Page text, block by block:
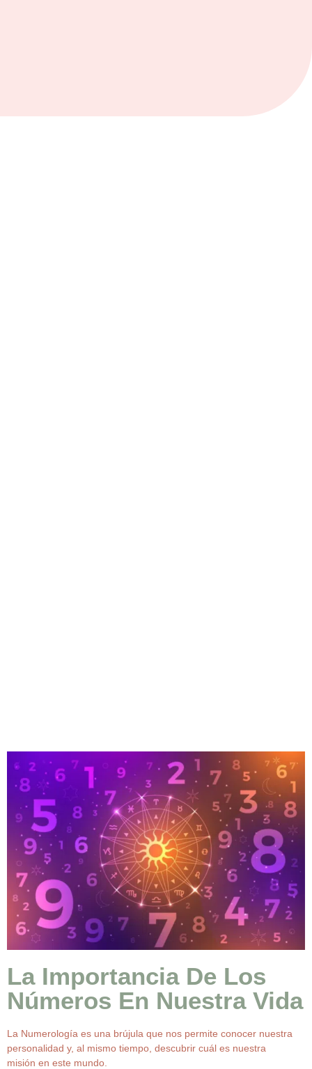
La Importancia De Los
Números En Nuestra Vida
La Numerología es una brújula que nos permite conocer nuestra
personalidad y, al mismo tiempo, descubrir cuál es nuestra
misión en este mundo.